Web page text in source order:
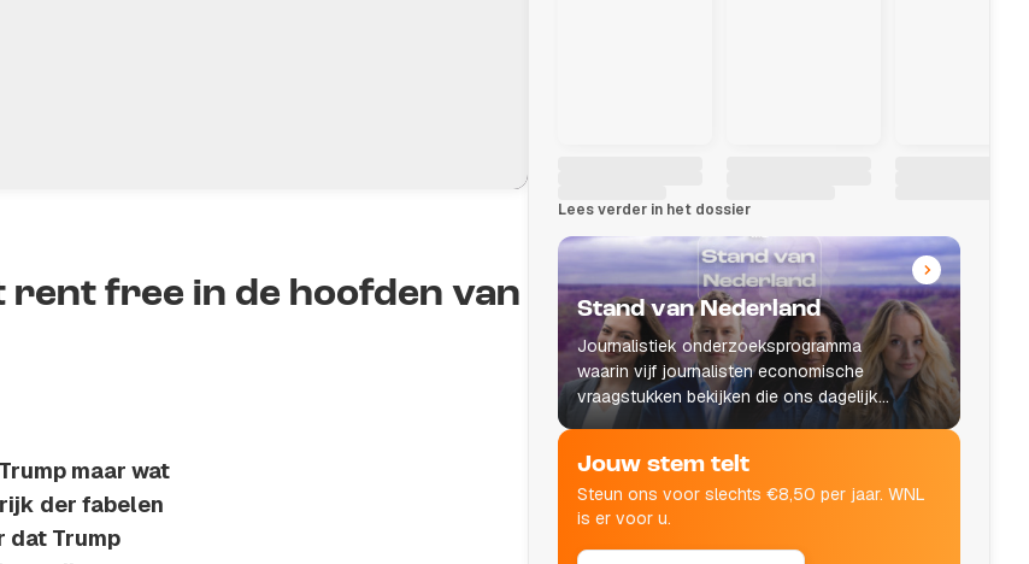
rent free in de hoofden van
maar wat
der fabelen
dat Trump
Lees verder in het dossier
Stand van Nederland
Journalistiek onderzoeksprogramma
waarin vijf journalisten economische
vraagstukken bekijken die ons dagelijks
leven raken.
Jouw stem telt
Steun ons voor slechts €8,50 per jaar. WNL
is er voor u.